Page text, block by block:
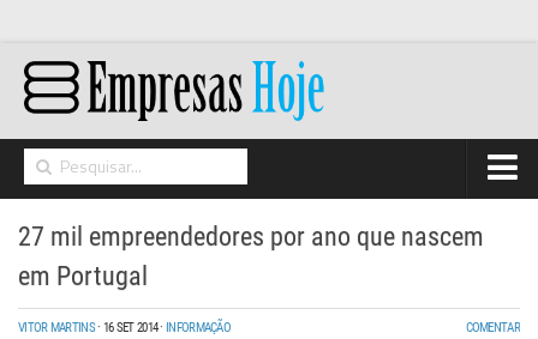
Home
Networking
Segurança
27 mil empreendedores por ano que nascem
em Portugal
VITOR MARTINS· 16 SET 2014· INFORMAÇÃO COMENTAR